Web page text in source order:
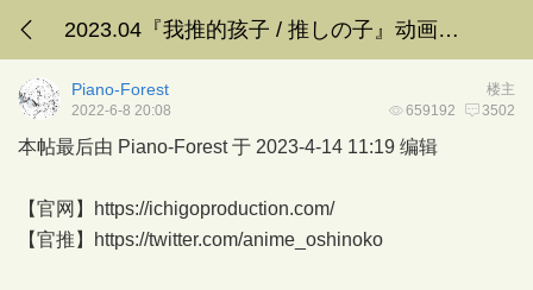
2023.04『我推的孩子 / 推しの子』动画楼 [请勿剧透/剧透严禁]
楼主
Piano-Forest
659192 3502
2022-6-8 20:08
本帖最后由 Piano-Forest 于 2023-4-14 11:19 编辑
【官网】
https://ichigoproduction.com/
【官推】
https://twitter.com/anime_oshinoko